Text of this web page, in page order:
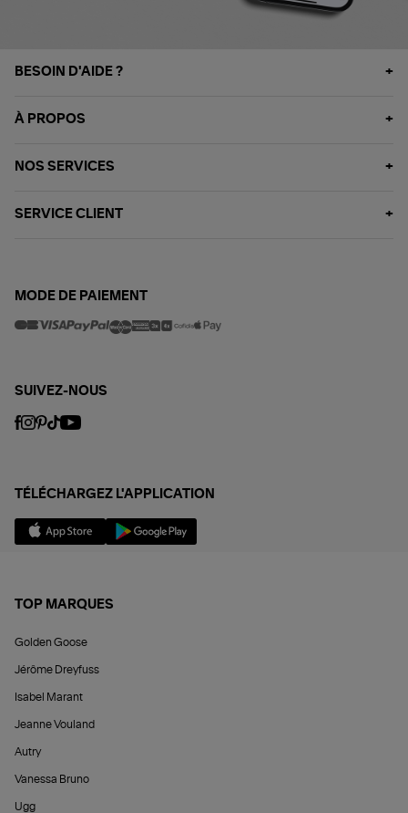
BESOIN D'AIDE ?
À PROPOS
NOS SERVICES
SERVICE CLIENT
MODE DE PAIEMENT
SUIVEZ-NOUS
TÉLÉCHARGEZ L'APPLICATION
TOP MARQUES
Golden Goose
Jérôme Dreyfuss
Isabel Marant
Jeanne Vouland
Autry
Vanessa Bruno
Ugg